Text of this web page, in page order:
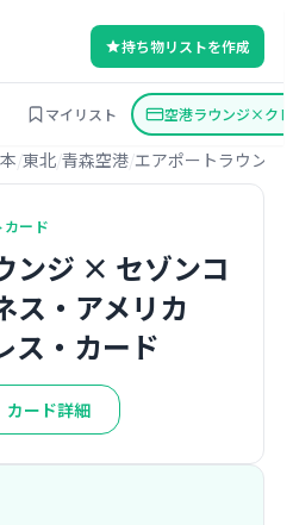
持ち物リストを作成
マイリスト 空港ラウンジ×ク
東北 青森空港 エアポートラウンジ
ード
ンジ × セゾンコ
ス・アメリカ
ス・カード
カード詳細